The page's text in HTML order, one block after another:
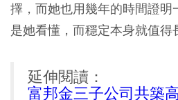
擇，而她也用幾年的時間證明
是她看懂，而穩定本身就值得
延伸閱讀：
富邦金三子公司共築